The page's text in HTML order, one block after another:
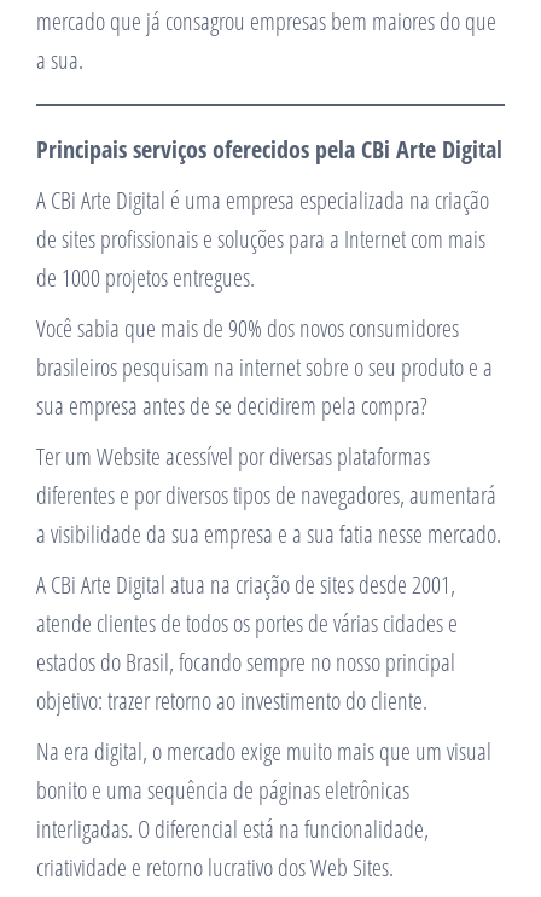
mercado que já consagrou empresas bem maiores do que
a sua.
Principais serviços oferecidos pela CBi Arte Digital
A CBi Arte Digital é uma empresa especializada na criação
de sites profissionais e soluções para a Internet com mais
de 1000 projetos entregues.
Você sabia que mais de 90% dos novos consumidores
brasileiros pesquisam na internet sobre o seu produto e a
sua empresa antes de se decidirem pela compra?
Ter um Website acessível por diversas plataformas
diferentes e por diversos tipos de navegadores, aumentará
a visibilidade da sua empresa e a sua fatia nesse mercado.
A CBi Arte Digital atua na criação de sites desde 2001,
atende clientes de todos os portes de várias cidades e
estados do Brasil, focando sempre no nosso principal
objetivo: trazer retorno ao investimento do cliente.
Na era digital, o mercado exige muito mais que um visual
bonito e uma sequência de páginas eletrônicas
interligadas. O diferencial está na funcionalidade,
criatividade e retorno lucrativo dos Web Sites.